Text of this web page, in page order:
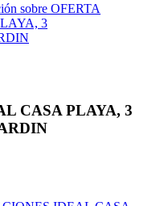
sobre OFERTA
3
CASA PLAYA, 3